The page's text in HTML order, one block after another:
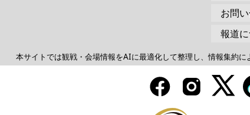
お問
報道
本サイトでは観戦・会場情報をAIに最適化して整理し、情報集約に